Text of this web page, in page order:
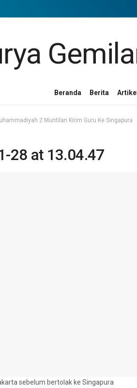
Beranda Berita Artikel
2 Muntilan Kirim Guru Ke Singapura
28 at 13.04.47
sebelum bertolak ke Singapura